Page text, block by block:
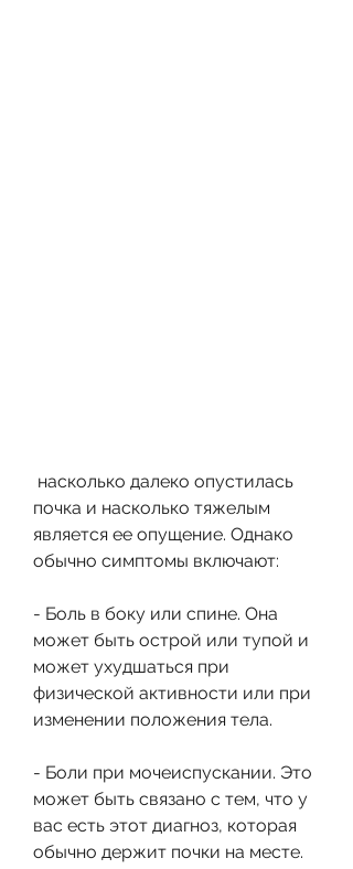
почка и насколько тяжелым
является ее опущение. Однако
обычно симптомы включают:
- Боль в боку или спине. Она
может быть острой или тупой и
может ухудшаться при
физической активности или при
изменении положения тела.
- Боли при мочеиспускании. Это
может быть связано с тем, что у
вас есть этот диагноз, которая
обычно держит почки на месте.